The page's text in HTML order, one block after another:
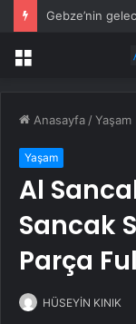
Gebze’nin
Menü
Anasayfa /Yaşam
Yaşam
Al
Sancak
Parça
HÜSEYİN KINIK